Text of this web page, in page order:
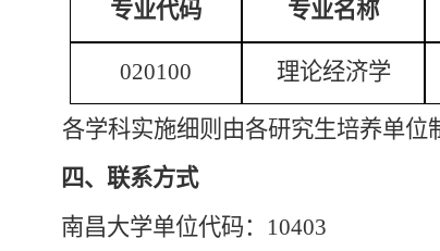
专业代码 专业名称
020100 理论经济学
各学科实施细则由各研究生培养单位
四、联系方式
南昌大学单位代码：10403